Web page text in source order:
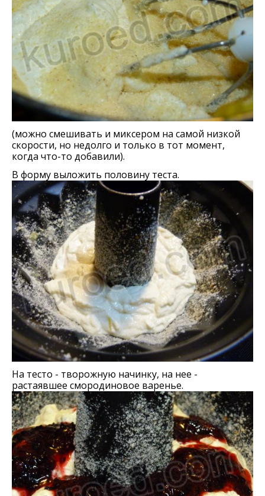
(можно смешивать и миксером на самой низкой
скорости, но недолго и только в тот момент,
когда что-то добавили).
В форму выложить половину теста.
На тесто - творожную начинку, на нее -
растаявшее смородиновое варенье.